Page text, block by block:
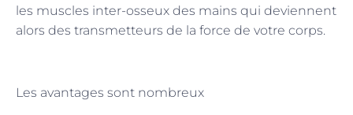
les muscles inter-osseux des mains qui deviennent
alors des transmetteurs de la force de votre corps.
Les avantages sont nombreux